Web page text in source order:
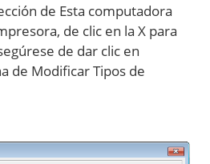
de Esta computadora
de clic en la X para
de dar clic en
de Modificar Tipos de